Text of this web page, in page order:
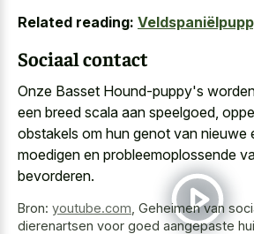
Related reading:
Sociaal contact
Onze Basset Hound-puppy's
een breed scala aan speelgoed,
obstakels om hun genot van nieuwe
moedigen en probleemoplossende
bevorderen.
Bron: youtube.com Geheimen van
dierenartsen voor goed aangepaste